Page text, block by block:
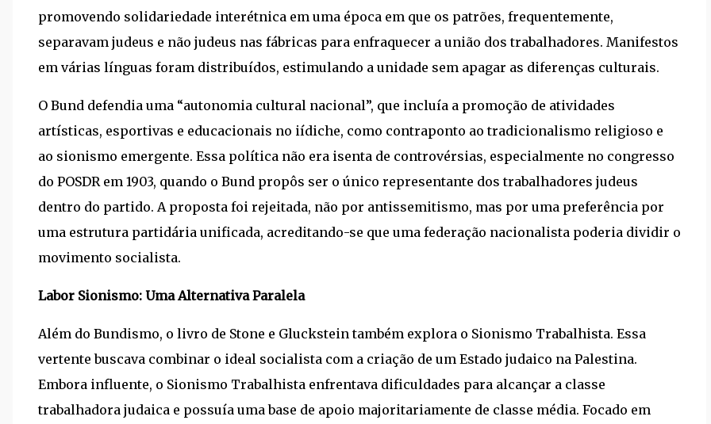
promovendo solidariedade interétnica em uma época em que os patrões, frequentemente,
separavam judeus e não judeus nas fábricas para enfraquecer a união dos trabalhadores. Manifestos
em várias línguas foram distribuídos, estimulando a unidade sem apagar as diferenças culturais.
O Bund defendia uma “autonomia cultural nacional”, que incluía a promoção de atividades
artísticas, esportivas e educacionais no iídiche, como contraponto ao tradicionalismo religioso e
ao sionismo emergente. Essa política não era isenta de controvérsias, especialmente no congresso
do POSDR em 1903, quando o Bund propôs ser o único representante dos trabalhadores judeus
dentro do partido. A proposta foi rejeitada, não por antissemitismo, mas por uma preferência por
uma estrutura partidária unificada, acreditando-se que uma federação nacionalista poderia dividir o
movimento socialista.
Labor Sionismo: Uma Alternativa Paralela
Além do Bundismo, o livro de Stone e Gluckstein também explora o Sionismo Trabalhista. Essa
vertente buscava combinar o ideal socialista com a criação de um Estado judaico na Palestina.
Embora influente, o Sionismo Trabalhista enfrentava dificuldades para alcançar a classe
trabalhadora judaica e possuía uma base de apoio majoritariamente de classe média. Focado em